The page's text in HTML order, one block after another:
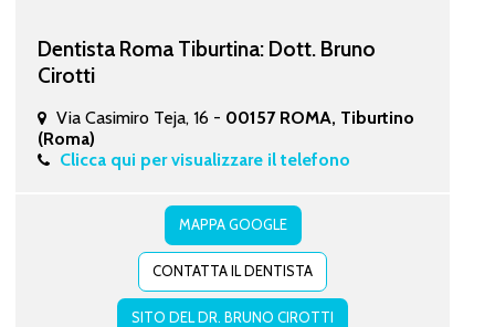
Dentista Roma Tiburtina: Dott. Bruno
Cirotti
Via Casimiro Teja, 16 - 00157 ROMA, Tiburtino
(Roma)
Clicca qui per visualizzare il telefono
MAPPA GOOGLE
CONTATTA IL DENTISTA
SITO DEL DR. BRUNO CIROTTI